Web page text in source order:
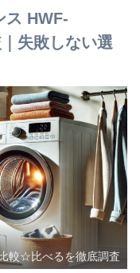
ス HWF-
失敗しない選
比較☆比べるを徹底調査